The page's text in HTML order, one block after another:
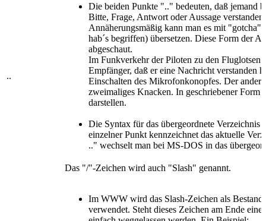
..
Die beiden Punkte ".." bedeuten, daß jemand
Bitte, Frage, Antwort oder Aussage verstanden
Annäherungsmäßig kann man es mit "gotcha"
hab´s begriffen) übersetzen. Diese Form der
abgeschaut.
Im Funkverkehr der Piloten zu den Fluglotsen
Empfänger, daß er eine Nachricht verstanden
Einschalten des Mikrofonkonopfes. Der
zweimaliges Knacken. In geschriebener Form
darstellen.
Die Syntax für das übergeordnete
einzelner Punkt kennzeichnet das aktuelle
.." wechselt man bei MS-DOS in das
Das "/"-Zeichen wird auch "Slash" genannt.
Im WWW wird das Slash-Zeichen als
verwendet. Steht dieses Zeichen am Ende